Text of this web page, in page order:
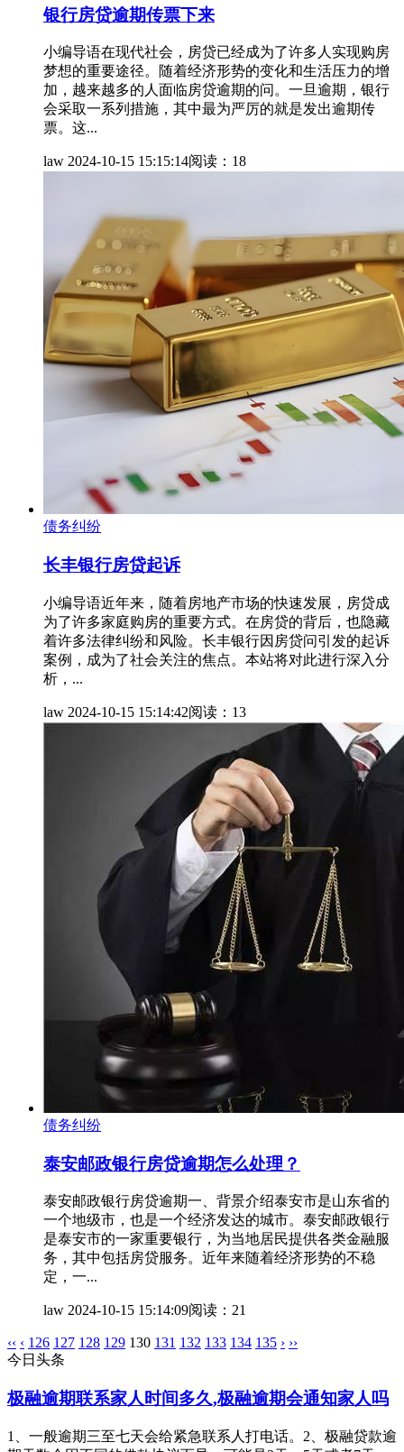
银行房贷逾期传票下来
小编导语在现代社会，房贷已经成为了许多人实现购房
梦想的重要途径。随着经济形势的变化和生活压力的增
加，越来越多的人面临房贷逾期的问。一旦逾期，银行
会采取一系列措施，其中最为严厉的就是发出逾期传
票。这...
law 2024-10-15 15:15:14阅读：18
债务纠纷
长丰银行房贷起诉
小编导语近年来，随着房地产市场的快速发展，房贷成
为了许多家庭购房的重要方式。在房贷的背后，也隐藏
着许多法律纠纷和风险。长丰银行因房贷问引发的起诉
案例，成为了社会关注的焦点。本站将对此进行深入分
析，...
law 2024-10-15 15:14:42阅读：13
债务纠纷
泰安邮政银行房贷逾期怎么处理？
泰安邮政银行房贷逾期一、背景介绍泰安市是山东省的
一个地级市，也是一个经济发达的城市。泰安邮政银行
是泰安市的一家重要银行，为当地居民提供各类金融服
务，其中包括房贷服务。近年来随着经济形势的不稳
定，一...
law 2024-10-15 15:14:09阅读：21
‹‹ ‹ 126 127 128 129 130 131 132 133 134 135 › ››
今日头条
极融逾期联系家人时间多久,极融逾期会通知家人吗
1、一般逾期三至七天会给紧急联系人打电话。2、极融贷款逾